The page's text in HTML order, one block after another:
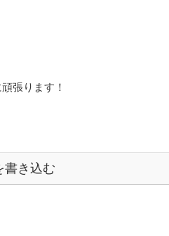
張ります！
書き込む